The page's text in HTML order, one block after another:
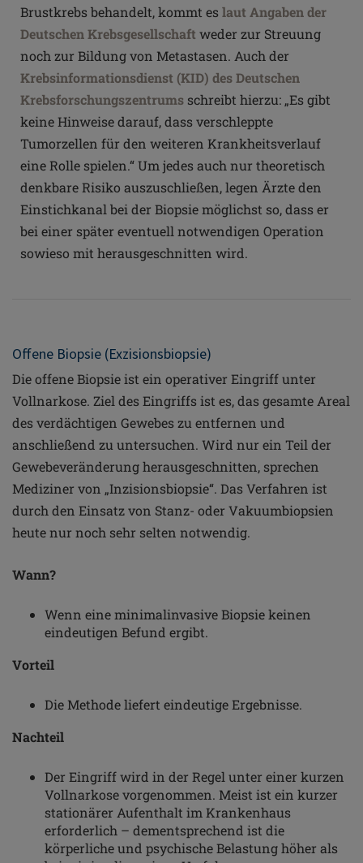
Brustkrebs behandelt, kommt eslaut Angaben der
Deutschen Krebsgesellschaft weder zur Streuung
noch zur Bildung von Metastasen. Auch der
Krebsinformationsdienst (KID) des Deutschen
Krebsforschungszentrums schreibt hierzu: „Es gibt
keine Hinweise darauf, dass verschleppte
Tumorzellen für den weiteren Krankheitsverlauf
eine Rolle spielen.“ Um jedes auch nur theoretisch
denkbare Risiko auszuschließen, legen Ärzte den
Einstichkanal bei der Biopsie möglichst so, dass er
bei einer später eventuell notwendigen Operation
sowieso mit herausgeschnitten wird.
Offene Biopsie (Exzisionsbiopsie)
Die offene Biopsie ist ein operativer Eingriff unter
Vollnarkose. Ziel des Eingriffs ist es, das gesamte Areal
des verdächtigen Gewebes zu entfernen und
anschließend zu untersuchen. Wird nur ein Teil der
Gewebeveränderung herausgeschnitten, sprechen
Mediziner von „Inzisionsbiopsie“. Das Verfahren ist
durch den Einsatz von Stanz- oder Vakuumbiopsien
heute nur noch sehr selten notwendig.
Wann?
Wenn eine minimalinvasive Biopsie keinen
eindeutigen Befund ergibt.
Vorteil
Die Methode liefert eindeutige Ergebnisse.
Nachteil
Der Eingriff wird in der Regel unter einer kurzen
Vollnarkose vorgenommen. Meist ist ein kurzer
stationärer Aufenthalt im Krankenhaus
erforderlich – dementsprechend ist die
körperliche und psychische Belastung höher als